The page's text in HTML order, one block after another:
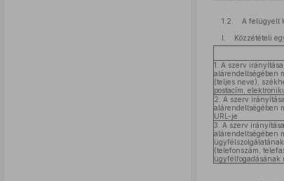
1.2. A felügyelt
I. Közzétételi
1. A szerv
alárendeltségében
(teljes neve),
postacím,
2. A szerv
alárendeltségében
URL-je
3. A szerv
alárendeltségében
(telefonszám,
ügyfélfogadásának